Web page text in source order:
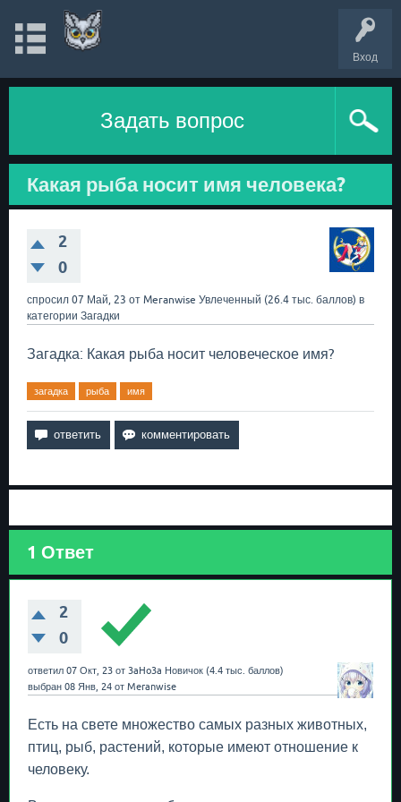
Вход
Задать вопрос
Какая рыба носит имя человека?
2
0
спросил 07 Май, 23 от Meranwise Увлеченный (26.4 тыс. баллов) в
категории Загадки
Загадка: Какая рыба носит человеческое имя?
загадка рыба имя
1 Ответ
2
0
ответил 07 Окт, 23 от 3aHo3a Новичок (4.4 тыс. баллов)
выбран 08 Янв, 24 от Meranwise
Есть на свете множество самых разных животных,
птиц, рыб, растений, которые имеют отношение к
человеку.